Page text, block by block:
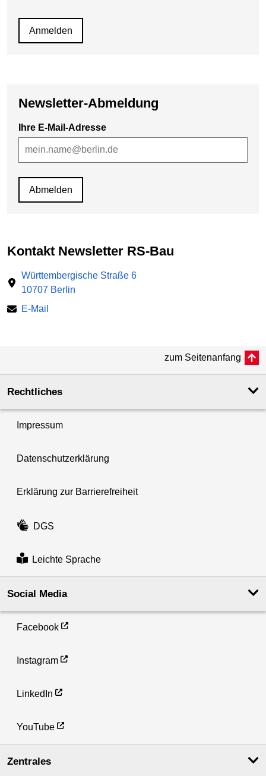
Newsletter-Abmeldung
Ihre E-Mail-Adresse
Kontakt Newsletter RS-Bau
Württembergische Straße 6
10707 Berlin
E-Mail
zum Seitenanfang
Rechtliches
Impressum
Datenschutzerklärung
Erklärung zur Barrierefreiheit
DGS
Leichte Sprache
Social Media
Facebook
Instagram
LinkedIn
YouTube
Zentrales